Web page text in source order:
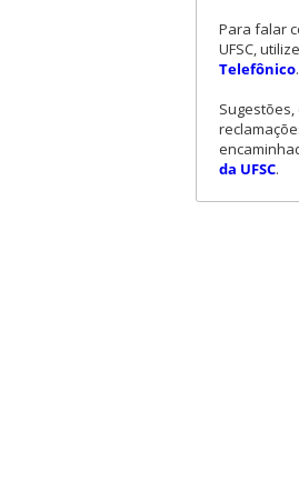
Para falar
UFSC,
Telefônico.
da UFSC.